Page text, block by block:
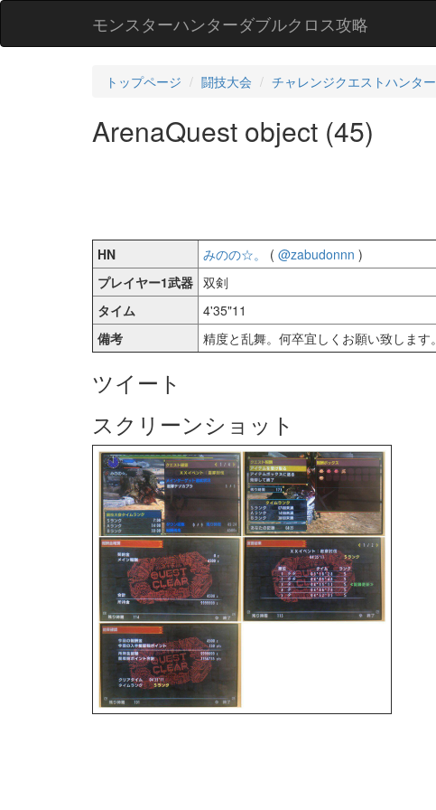
モンスターハンターダブルクロス攻略
トップページ 闘技大会 チャレンジクエストハンター
ArenaQuest object (45)
HN みのの☆。 ( @zabudonnn )
プレイヤー1武器 双剣
タイム
4'35"11
備考
精度と乱舞。何卒宜しくお願い致します。
ツイート
スクリーンショット